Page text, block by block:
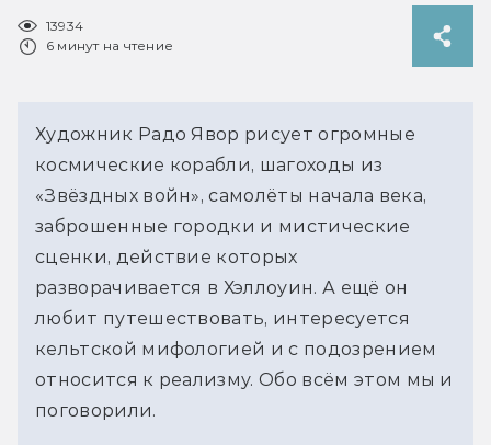
13934
6 минут на чтение
Художник Радо Явор рисует огромные
космические корабли, шагоходы из
«Звёздных войн», самолёты начала века,
заброшенные городки и мистические
сценки, действие которых
разворачивается в Хэллоуин. А ещё он
любит путешествовать, интересуется
кельтской мифологией и с подозрением
относится к реализму. Обо всём этом мы и
поговорили.